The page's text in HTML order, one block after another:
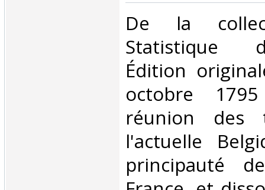
‎De la
Statistique
Édition
octobre
réunion des
l'actuelle
principauté